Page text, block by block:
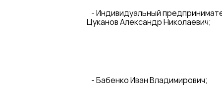
- Индивидуальный
Цуканов Александр Николаевич;
- Бабенко Иван Владимирович;